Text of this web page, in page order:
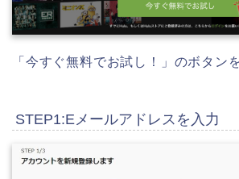
「今すぐ無料でお試し！」のボタン
STEP1:Eメールアドレスを入力